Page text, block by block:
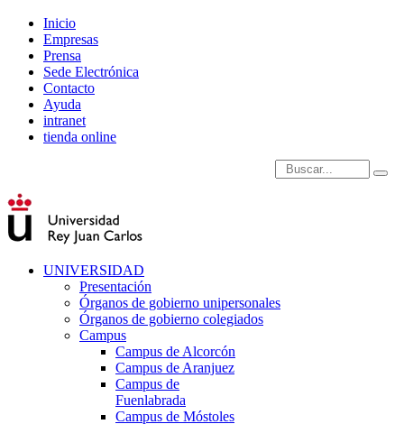
Inicio
Empresas
Prensa
Sede Electrónica
Contacto
Ayuda
intranet
tienda online
Introduce términos de
UNIVERSIDAD
Presentación
Órganos de gobierno unipersonales
Órganos de gobierno colegiados
Campus
Campus de Alcorcón
Campus de Aranjuez
Campus de
Fuenlabrada
Campus de Móstoles